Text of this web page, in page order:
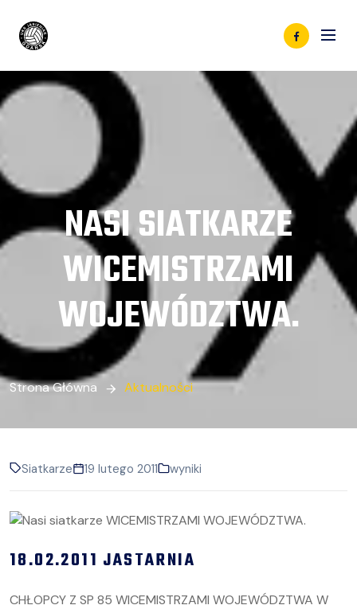
NASI SIATKARZE
WICEMISTRZAMI
WOJEWÓDZTWA.
Strona Główna Aktualności
Siatkarze 19 lutego 2011 wyniki
18.02.2011 JASTARNIA
CHŁOPCY Z SP 85 WICEMISTRZAMI WOJEWÓDZTWA W